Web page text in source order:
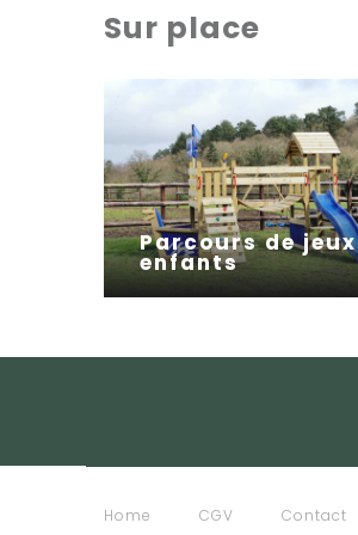
Sur place
Parcours de jeux
enfants
Home CGV Contact